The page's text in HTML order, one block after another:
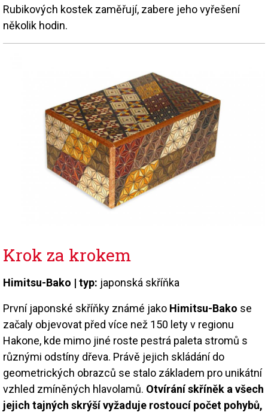
Rubikových kostek zaměřují, zabere jeho vyřešení
několik hodin.
Krok za krokem
Himitsu-Bako | typ: japonská skříňka
První japonské skříňky známé jako Himitsu-Bako se
začaly objevovat před více než 150 lety v regionu
Hakone, kde mimo jiné roste pestrá paleta stromů s
různými odstíny dřeva. Právě jejich skládání do
geometrických obrazců se stalo základem pro unikátní
vzhled zmíněných hlavolamů. Otvírání skříněk a všech
jejich tajných skrýší vyžaduje rostoucí počet pohybů,